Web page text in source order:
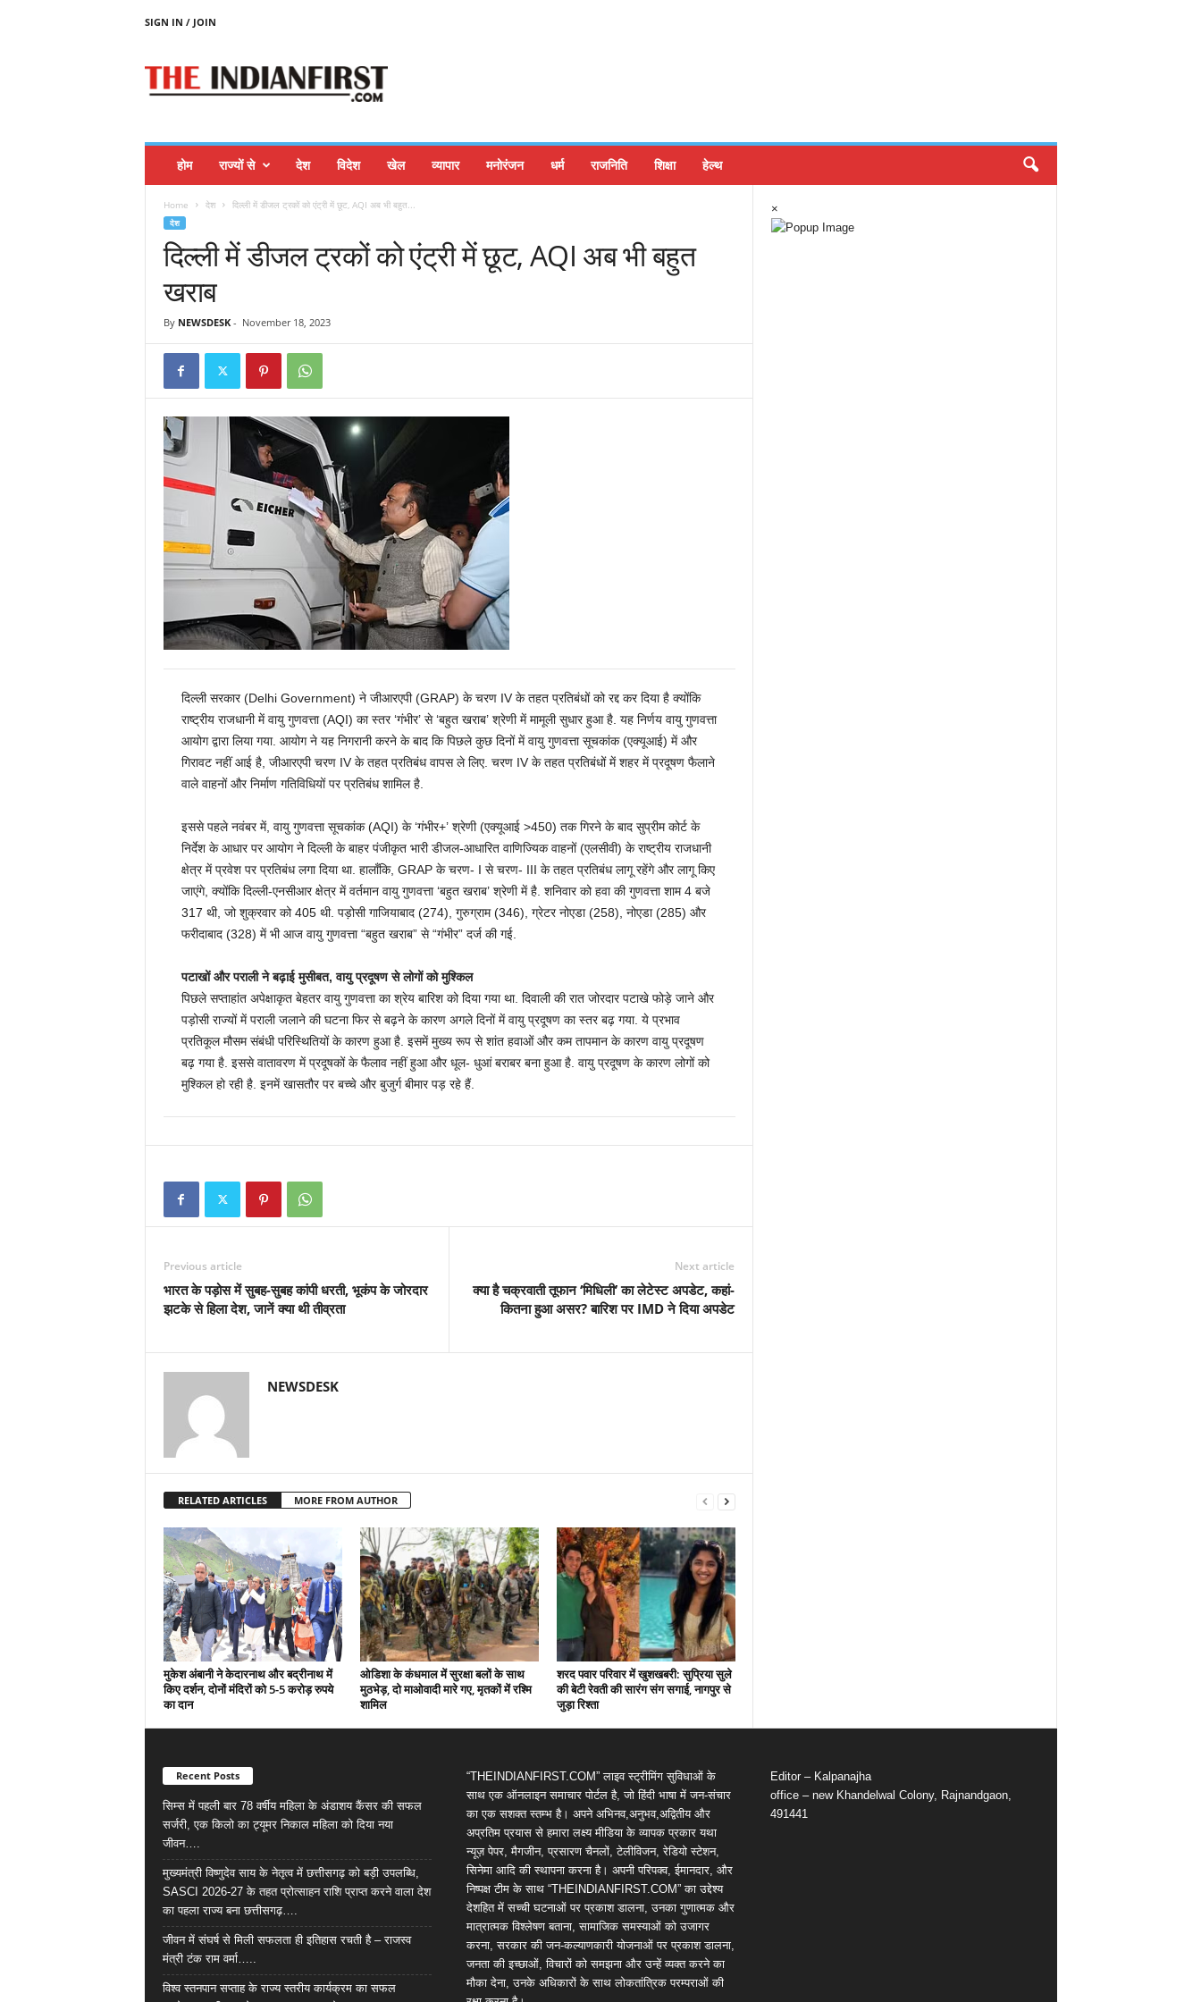
SIGN IN / JOIN
होम राज्यों से देश विदेश खेल व्यापार मनोरंजन धर्म राजनिति शिक्षा हेल्थ
Home देश दिल्‍ली में डीजल ट्रकों को एंट्री में छूट, AQI अब भी बहुत...
देश
दिल्‍ली में डीजल ट्रकों को एंट्री में छूट, AQI अब भी बहुत
खराब
By NEWSDESK- November 18, 2023
दिल्ली सरकार (Delhi Government) ने जीआरएपी (GRAP) के चरण IV के तहत प्रतिबंधों को रद्द कर दिया है क्योंकि
राष्ट्रीय राजधानी में वायु गुणवत्ता (AQI) का स्तर ‘गंभीर’ से ‘बहुत खराब’ श्रेणी में मामूली सुधार हुआ है. यह निर्णय वायु गुणवत्ता
आयोग द्वारा लिया गया. आयोग ने यह निगरानी करने के बाद कि पिछले कुछ दिनों में वायु गुणवत्ता सूचकांक (एक्यूआई) में और
गिरावट नहीं आई है, जीआरएपी चरण IV के तहत प्रतिबंध वापस ले लिए. चरण IV के तहत प्रतिबंधों में शहर में प्रदूषण फैलाने
वाले वाहनों और निर्माण गतिविधियों पर प्रतिबंध शामिल है.
इससे पहले नवंबर में, वायु गुणवत्ता सूचकांक (AQI) के ‘गंभीर+’ श्रेणी (एक्यूआई >450) तक गिरने के बाद सुप्रीम कोर्ट के
निर्देश के आधार पर आयोग ने दिल्ली के बाहर पंजीकृत भारी डीजल-आधारित वाणिज्यिक वाहनों (एलसीवी) के राष्ट्रीय राजधानी
क्षेत्र में प्रवेश पर प्रतिबंध लगा दिया था. हालाँकि, GRAP के चरण- I से चरण- III के तहत प्रतिबंध लागू रहेंगे और लागू किए
जाएंगे, क्योंकि दिल्ली-एनसीआर क्षेत्र में वर्तमान वायु गुणवत्ता ‘बहुत खराब’ श्रेणी में है. शनिवार को हवा की गुणवत्ता शाम 4 बजे
317 थी, जो शुक्रवार को 405 थी. पड़ोसी गाजियाबाद (274), गुरुग्राम (346), ग्रेटर नोएडा (258), नोएडा (285) और
फरीदाबाद (328) में भी आज वायु गुणवत्ता “बहुत खराब” से “गंभीर” दर्ज की गई.
पटाखों और पराली ने बढ़ाई मुसीबत, वायु प्रदूषण से लोगों को मुश्किल
पिछले सप्ताहांत अपेक्षाकृत बेहतर वायु गुणवत्ता का श्रेय बारिश को दिया गया था. दिवाली की रात जोरदार पटाखे फोड़े जाने और
पड़ोसी राज्यों में पराली जलाने की घटना फिर से बढ़ने के कारण अगले दिनों में वायु प्रदूषण का स्तर बढ़ गया. ये प्रभाव
प्रतिकूल मौसम संबंधी परिस्थितियों के कारण हुआ है. इसमें मुख्य रूप से शांत हवाओं और कम तापमान के कारण वायु प्रदूषण
बढ़ गया है. इससे वातावरण में प्रदूषकों के फैलाव नहीं हुआ और धूल- धुआं बराबर बना हुआ है. वायु प्रदूषण के कारण लोगों को
मुश्किल हो रही है. इनमें खासतौर पर बच्‍चे और बुजुर्ग बीमार पड़ रहे हैं.
Previous article
भारत के पड़ोस में सुबह-सुबह कांपी धरती, भूकंप के जोरदार
झटके से हिला देश, जानें क्या थी तीव्रता
Next article
क्या है चक्रवाती तूफान ‘मिधिली’ का लेटेस्ट अपडेट, कहां-
कितना हुआ असर? बारिश पर IMD ने दिया अपडेट
NEWSDESK
RELATED ARTICLES MORE FROM AUTHOR
मुकेश अंबानी ने केदारनाथ और बद्रीनाथ में
किए दर्शन, दोनों मंदिरों को 5-5 करोड़ रुपये
का दान
ओडिशा के कंधमाल में सुरक्षा बलों के साथ
मुठभेड़, दो माओवादी मारे गए, मृतकों में रश्मि
शामिल
शरद पवार परिवार में खुशखबरी: सुप्रिया सुले
की बेटी रेवती की सारंग संग सगाई, नागपुर से
जुड़ा रिश्ता
×
Recent Posts
सिम्स में पहली बार 78 वर्षीय महिला के अंडाशय कैंसर की सफल
सर्जरी, एक किलो का ट्यूमर निकाल महिला को दिया नया
जीवन….
मुख्यमंत्री विष्णुदेव साय के नेतृत्व में छत्तीसगढ़ को बड़ी उपलब्धि,
SASCI 2026-27 के तहत प्रोत्साहन राशि प्राप्त करने वाला देश
का पहला राज्य बना छत्तीसगढ़….
जीवन में संघर्ष से मिली सफलता ही इतिहास रचती है – राजस्व
मंत्री टंक राम वर्मा…..
विश्व स्तनपान सप्ताह के राज्य स्तरीय कार्यक्रम का सफल
“THEINDIANFIRST.COM” लाइव स्ट्रीमिंग सुविधाओं के
साथ एक ऑनलाइन समाचार पोर्टल है, जो हिंदी भाषा में जन-संचार
का एक सशक्त स्तम्भ है। अपने अभिनव,अनुभव,अद्वितीय और
अप्रतिम प्रयास से हमारा लक्ष्य मीडिया के व्यापक प्रकार यथा
न्यूज़ पेपर, मैगजीन, प्रसारण चैनलों, टेलीविजन, रेडियो स्टेशन,
सिनेमा आदि की स्थापना करना है। अपनी परिपक्व, ईमानदार, और
निष्पक्ष टीम के साथ “THEINDIANFIRST.COM” का उद्देश्य
देशहित में सच्ची घटनाओं पर प्रकाश डालना, उनका गुणात्मक और
मात्रात्मक विश्लेषण बताना, सामाजिक समस्याओं को उजागर
करना, सरकार की जन-कल्याणकारी योजनाओं पर प्रकाश डालना,
जनता की इच्छाओं, विचारों को समझना और उन्हें व्यक्त करने का
मौका देना, उनके अधिकारों के साथ लोकतांत्रिक परम्पराओं की
Editor – Kalpanajha
office – new Khandelwal Colony, Rajnandgaon,
491441